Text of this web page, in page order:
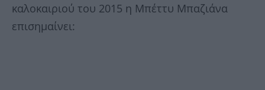
καλοκαιριού του 2015 η Μπέττυ Μπαζιάνα
επισημαίνει: